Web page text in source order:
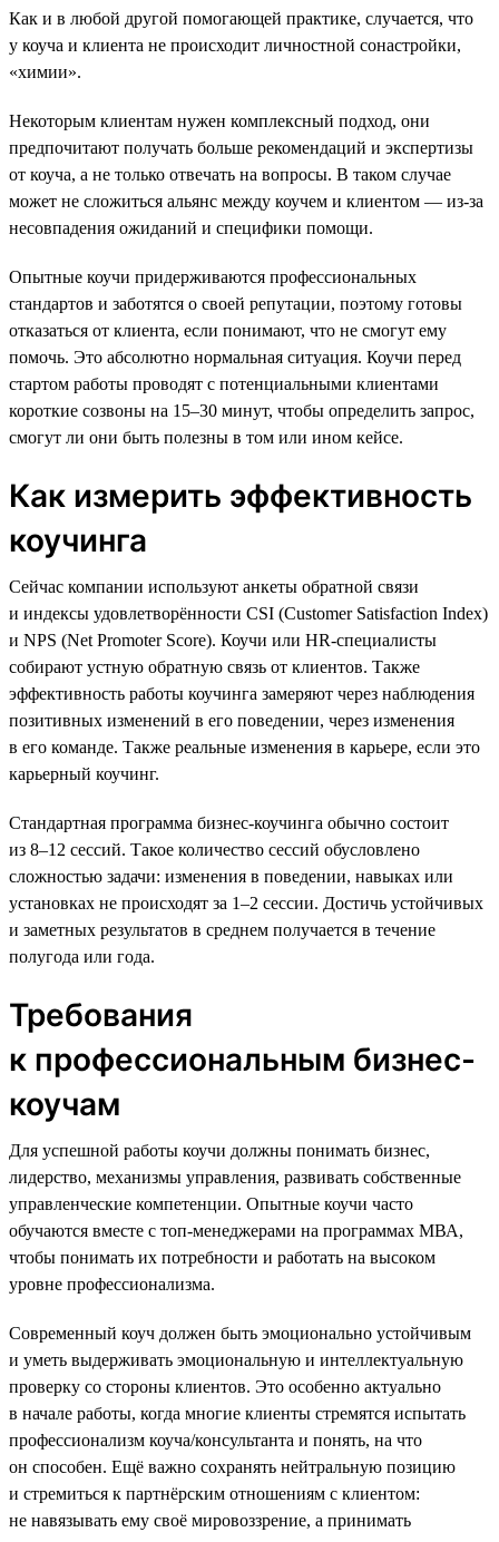
Как и в любой другой помогающей практике, случается, что
у коуча и клиента не происходит личностной сонастройки,
«химии».
Некоторым клиентам нужен комплексный подход, они
предпочитают получать больше рекомендаций и экспертизы
от коуча, а не только отвечать на вопросы. В таком случае
может не сложиться альянс между коучем и клиентом — из-за
несовпадения ожиданий и специфики помощи.
Опытные коучи придерживаются профессиональных
стандартов и заботятся о своей репутации, поэтому готовы
отказаться от клиента, если понимают, что не смогут ему
помочь. Это абсолютно нормальная ситуация. Коучи перед
стартом работы проводят с потенциальными клиентами
короткие созвоны на 15–30 минут, чтобы определить запрос,
смогут ли они быть полезны в том или ином кейсе.
Как измерить эффективность
коучинга
Сейчас компании используют анкеты обратной связи
и индексы удовлетворённости CSI (Customer Satisfaction Index)
и NPS (Net Promoter Score). Коучи или HR-специалисты
собирают устную обратную связь от клиентов. Также
эффективность работы коучинга замеряют через наблюдения
позитивных изменений в его поведении, через изменения
в его команде. Также реальные изменения в карьере, если это
карьерный коучинг.
Стандартная программа бизнес-коучинга обычно состоит
из 8–12 сессий. Такое количество сессий обусловлено
сложностью задачи: изменения в поведении, навыках или
установках не происходят за 1–2 сессии. Достичь устойчивых
и заметных результатов в среднем получается в течение
полугода или года.
Требования
к профессиональным бизнес-
коучам
Для успешной работы коучи должны понимать бизнес,
лидерство, механизмы управления, развивать собственные
управленческие компетенции. Опытные коучи часто
обучаются вместе с топ-менеджерами на программах МВА,
чтобы понимать их потребности и работать на высоком
уровне профессионализма.
Современный коуч должен быть эмоционально устойчивым
и уметь выдерживать эмоциональную и интеллектуальную
проверку со стороны клиентов. Это особенно актуально
в начале работы, когда многие клиенты стремятся испытать
профессионализм коуча/консультанта и понять, на что
он способен. Ещё важно сохранять нейтральную позицию
и стремиться к партнёрским отношениям с клиентом:
не навязывать ему своё мировоззрение, а принимать